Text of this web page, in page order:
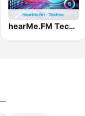
hearMe.FM Techno